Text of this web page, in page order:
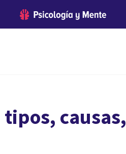
causas,